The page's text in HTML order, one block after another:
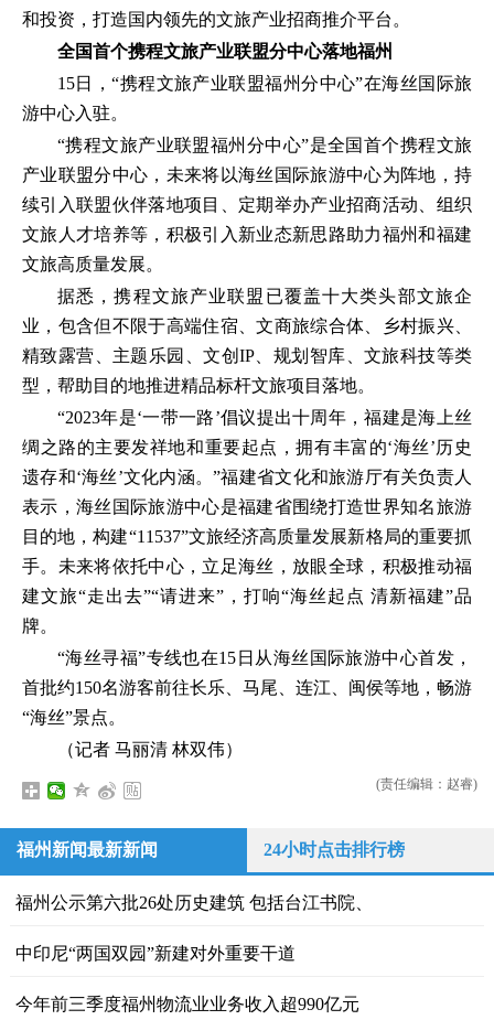
和投资，打造国内领先的文旅产业招商推介平台。
全国首个携程文旅产业联盟分中心落地福州
15日，“携程文旅产业联盟福州分中心”在海丝国际旅
游中心入驻。
“携程文旅产业联盟福州分中心”是全国首个携程文旅
产业联盟分中心，未来将以海丝国际旅游中心为阵地，持
续引入联盟伙伴落地项目、定期举办产业招商活动、组织
文旅人才培养等，积极引入新业态新思路助力福州和福建
文旅高质量发展。
据悉，携程文旅产业联盟已覆盖十大类头部文旅企
业，包含但不限于高端住宿、文商旅综合体、乡村振兴、
精致露营、主题乐园、文创IP、规划智库、文旅科技等类
型，帮助目的地推进精品标杆文旅项目落地。
“2023年是‘一带一路’倡议提出十周年，福建是海上丝
绸之路的主要发祥地和重要起点，拥有丰富的‘海丝’历史
遗存和‘海丝’文化内涵。”福建省文化和旅游厅有关负责人
表示，海丝国际旅游中心是福建省围绕打造世界知名旅游
目的地，构建“11537”文旅经济高质量发展新格局的重要抓
手。未来将依托中心，立足海丝，放眼全球，积极推动福
建文旅“走出去”“请进来”，打响“海丝起点 清新福建”品
牌。
“海丝寻福”专线也在15日从海丝国际旅游中心首发，
首批约150名游客前往长乐、马尾、连江、闽侯等地，畅游
“海丝”景点。
（记者 马丽清 林双伟）
(责任编辑：赵睿)
福州新闻最新新闻 24小时点击排行榜
福州公示第六批26处历史建筑 包括台江书院、
中印尼“两国双园”新建对外重要干道
今年前三季度福州物流业业务收入超990亿元